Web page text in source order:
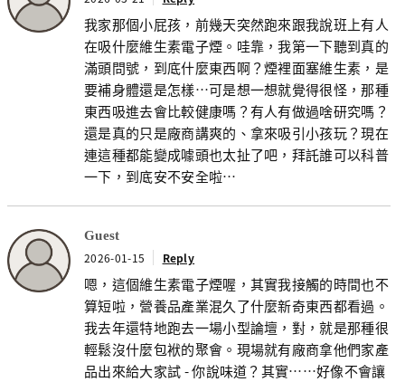
我家那個小屁孩，前幾天突然跑來跟我說班上有人
在吸什麼維生素電子煙。哇靠，我第一下聽到真的
滿頭問號，到底什麼東西啊？煙裡面塞維生素，是
要補身體還是怎樣…可是想一想就覺得很怪，那種
東西吸進去會比較健康嗎？有人有做過啥研究嗎？
還是真的只是廠商講爽的、拿來吸引小孩玩？現在
連這種都能變成噱頭也太扯了吧，拜託誰可以科普
一下，到底安不安全啦…
Guest
2026-01-15 Reply
嗯，這個維生素電子煙喔，其實我接觸的時間也不
算短啦，營養品產業混久了什麼新奇東西都看過。
我去年還特地跑去一場小型論壇，對，就是那種很
輕鬆沒什麼包袱的聚會。現場就有廠商拿他們家產
品出來給大家試 - 你說味道？其實……好像不會讓